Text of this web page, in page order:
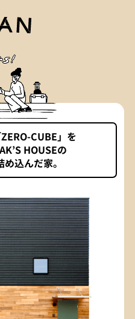
CUBE」を
HOUSEの
込んだ家。